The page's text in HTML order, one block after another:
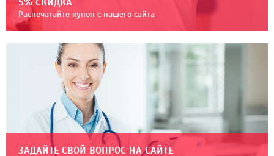
5% СКИДКА
Распечатайте купон с нашего сайта
ЗАДАЙТЕ СВОЙ ВОПРОС НА САЙТЕ